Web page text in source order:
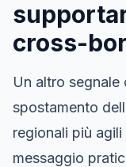
cross-
Un altro
spostamento
regionali più agili
messaggio